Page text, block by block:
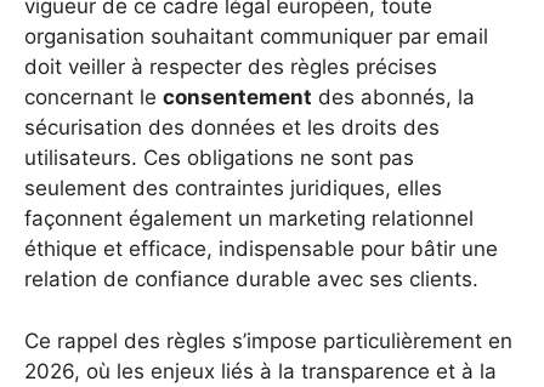
vigueur de ce cadre légal européen, toute
organisation souhaitant communiquer par email
doit veiller à respecter des règles précises
concernant le consentement des abonnés, la
sécurisation des données et les droits des
utilisateurs. Ces obligations ne sont pas
seulement des contraintes juridiques, elles
façonnent également un marketing relationnel
éthique et efficace, indispensable pour bâtir une
relation de confiance durable avec ses clients.
Ce rappel des règles s’impose particulièrement en
2026, où les enjeux liés à la transparence et à la